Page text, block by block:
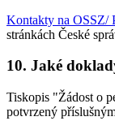
Kontakty na OSSZ/
stránkách České
10. Jaké
Tiskopis "Žádost o
potvrzený